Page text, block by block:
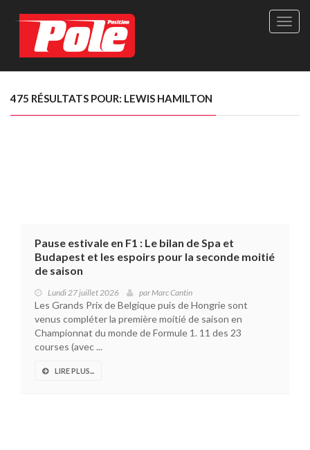
Site
Le
475 RÉSULTATS POUR: LEWIS HAMILTON
Pause estivale en F1 : Le bilan de Spa et
Budapest et les espoirs pour la seconde moitié
de saison
Lundi 27 juillet 2026 parMarc Cantin
Les Grands Prix de Belgique puis de Hongrie sont
venus compléter la première moitié de saison en
Championnat du monde de Formule 1. 11 des 23
courses (avec ...
LIRE PLUS...